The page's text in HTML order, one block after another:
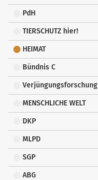
PdH
TIERSCHUTZ hier!
HEIMAT
Bündnis C
Verjüngungsforschung
MENSCHLICHE WELT
DKP
MLPD
SGP
ABG